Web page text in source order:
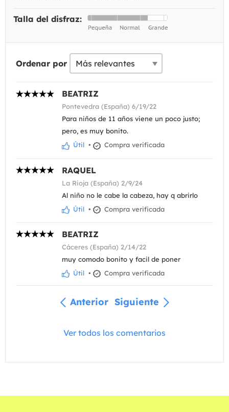
Talla del disfraz:
Ordenar por
BEATRIZ
Pontevedra (España) 6/19/22
Para niños de 11 años viene un poco justo;
pero, es muy bonito.
Útil • Compra verificada
RAQUEL
La Rioja (España) 2/9/24
Al niño no le cabe la cabeza, hay q abrirlo
Útil • Compra verificada
BEATRIZ
Cáceres (España) 2/14/22
muy comodo bonito y facil de poner
Útil • Compra verificada
Anterior Siguiente
Ver todos los comentarios